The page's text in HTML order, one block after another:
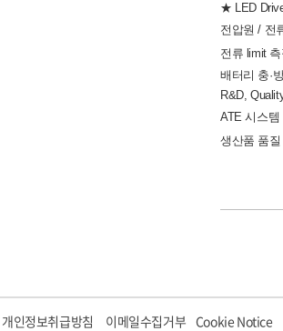
★ LED
전압원 / 전
전류 limit 측
배터리 충·
R&D,
ATE 시스템
생산품 품
개인정보취급방침 이메일수집거부 Cookie Notice